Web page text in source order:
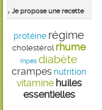
Je propose une recette
protéine régime
cholestérol rhume
Inpes diabète
crampes nutrition
vitamine huiles
essentielles